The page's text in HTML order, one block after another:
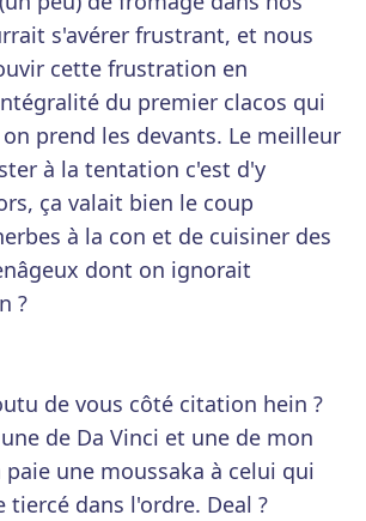
s'avérer frustrant, et nous
cette frustration en
du premier clacos qui
prend les devants. Le meilleur
à la tentation c'est d'y
ça valait bien le coup
à la con et de cuisiner des
dont on ignorait
?
de vous côté citation hein ?
de Da Vinci et une de mon
paie une moussaka à celui qui
tiercé dans l'ordre. Deal ?